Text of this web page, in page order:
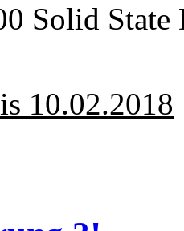
Solid State
10.02.2018